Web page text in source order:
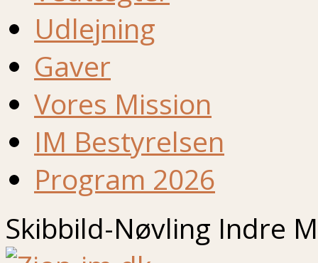
Udlejning
Gaver
Vores Mission
IM Bestyrelsen
Program 2026
Skibbild-Nøvling Indre